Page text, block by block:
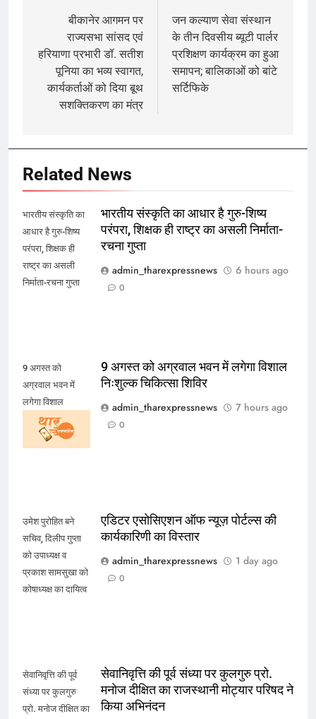
navigation
बीकानेर आगमन पर
राज्यसभा सांसद एवं
हरियाणा प्रभारी डॉ. सतीश
पूनिया का भव्य स्वागत,
कार्यकर्ताओं को दिया बूथ
सशक्तिकरण का मंत्र
जन कल्याण सेवा संस्थान
के तीन दिवसीय ब्यूटी पार्लर
प्रशिक्षण कार्यक्रम का हुआ
समापन; बालिकाओं को बांटे
सर्टिफिके
Related News
भारतीय संस्कृति का
आधार है गुरु-शिष्य
परंपरा, शिक्षक ही
राष्ट्र का असली
निर्माता-रचना गुप्ता
भारतीय संस्कृति का आधार है गुरु-शिष्य
परंपरा, शिक्षक ही राष्ट्र का असली निर्माता-
रचना गुप्ता
admin_tharexpressnews
6 hours ago
0
9 अगस्त को
अग्रवाल भवन में
लगेगा विशाल
निःशुल्क चिकित्सा
शिविर
9 अगस्त को अग्रवाल भवन में लगेगा विशाल
निःशुल्क चिकित्सा शिविर
admin_tharexpressnews
7 hours ago
0
उमेश पुरोहित बने
सचिव, दिलीप गुप्ता
को उपाध्यक्ष व
प्रकाश सामसुखा को
कोषाध्यक्ष का दायित्व
एडिटर एसोसिएशन ऑफ न्यूज़ पोर्टल्स की
कार्यकारिणी का विस्तार
admin_tharexpressnews
1 day ago
0
सेवानिवृत्ति की पूर्व
संध्या पर कुलगुरु
प्रो. मनोज दीक्षित का
सेवानिवृत्ति की पूर्व संध्या पर कुलगुरु प्रो.
मनोज दीक्षित का राजस्थानी मोट्यार परिषद ने
किया अभिनंदन